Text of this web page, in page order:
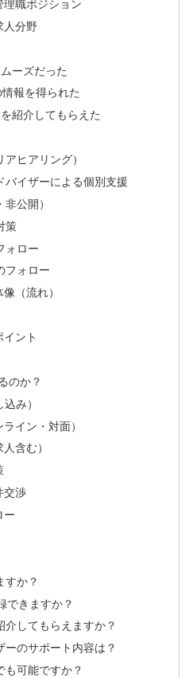
職ポジション
人分野
ーズだった
報を得られた
紹介してもらえた
ヒアリング）
イザーによる個別支援
公開）
策
ォロー
フォロー
（流れ）
イント
のか？
み）
イン・対面）
含む）
交渉
ー
すか？
できますか？
介してもらえますか？
ーのサポート内容は？
も可能ですか？